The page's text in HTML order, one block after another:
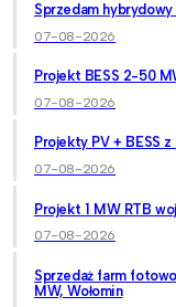
Sprzedam
07-08-2026
Projekt BESS 2-50
07-08-2026
Projekty PV + BESS
07-08-2026
Projekt 1 MW RTB
07-08-2026
Sprzedaż farm
MW, Wołomin